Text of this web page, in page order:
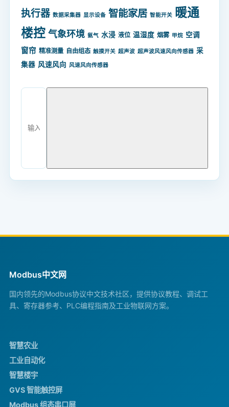
执行器 数据采集器 显示设备 智能家居 智能开关 暖通
楼控 气象环境 氨气 水浸 液位 温湿度 烟雾 甲烷 空调
窗帘 精准测量 自由组态 触摸开关 超声波 超声波风速风向传感器 采
集器 风速风向 风速风向传感器
Modbus中文网
国内领先的Modbus协议中文技术社区，提供协议教程、调试工
具、寄存器参考、PLC编程指南及工业物联网方案。
智慧农业
工业自动化
智慧楼宇
GVS 智能触控屏
Modbus 组态串口屏